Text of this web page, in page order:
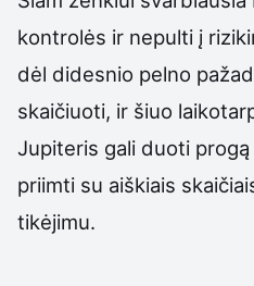
kontrolės ir nepulti į
dėl didesnio pelno
skaičiuoti, ir šiuo
Jupiteris gali duoti
priimti su aiškiais
tikėjimu.